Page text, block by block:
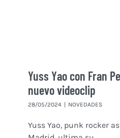
Yuss Yao con Fran
nuevo videoclip
28/05/2024 | NOVEDADES
Yuss Yao, punk rocker